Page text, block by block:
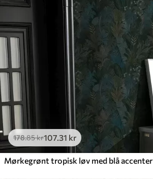
178.85kr107.31 kr
Mørkegrønt tropisk løv med blå accenter